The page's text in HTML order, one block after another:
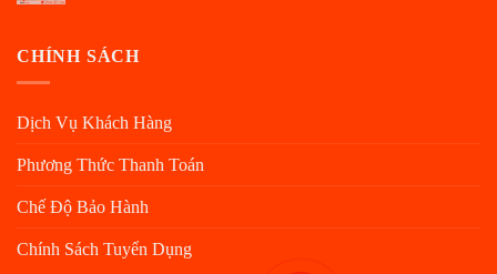
CHÍNH SÁCH
Dịch Vụ Khách Hàng
Phương Thức Thanh Toán
Chế Độ Bảo Hành
Chính Sách Tuyển Dụng